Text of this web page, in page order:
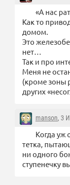
«А нас
Как то
домом.
Это
нет…
Так и про
Меня не
(кроме зоны
других
manson, 3
Когда уж
тетка,
ни одного
ступенечку